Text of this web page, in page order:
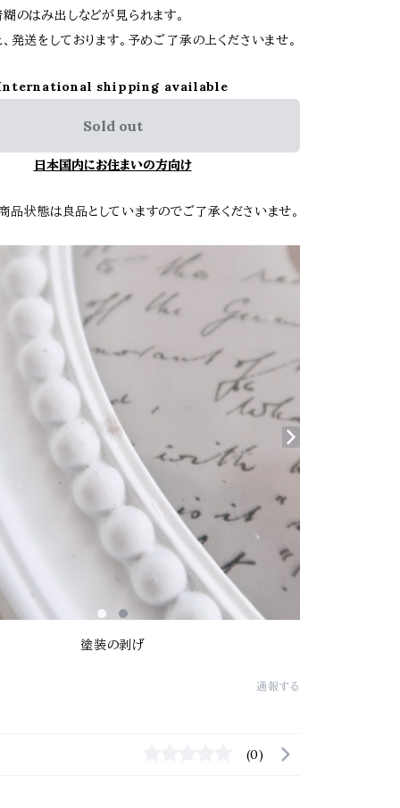
のはみ出しなどが見られます。
発送をしております。予めご了承の上くださいませ。
shipping available
Sold out
日本国内にお住まいの方向け
品状態は良品としていますのでご了承くださいませ。
塗装の剥げ
通報する
(0)